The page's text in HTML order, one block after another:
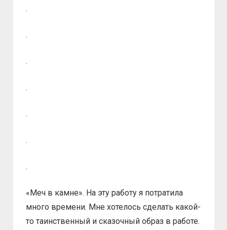
.
.
.
.
.
.
.
«Меч в камне». На эту работу я потратила
много времени. Мне хотелось сделать какой-
то таинственный и сказочный образ в работе.